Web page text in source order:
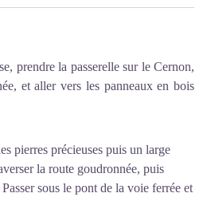
prendre la passerelle sur le Cernon,
et aller vers les panneaux en bois
pierres précieuses puis un large
la route goudronnée, puis
sous le pont de la voie ferrée et